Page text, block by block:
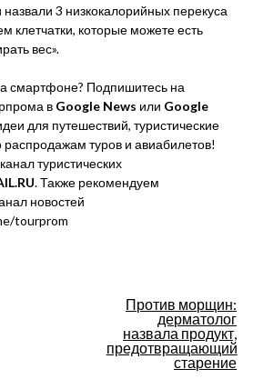
назвали 3 низкокалорийных перекуса
клетчатки, которые можете есть
вес».
смартфоне? Подпишитесь на
в Google News или Google
для путешествий, туристические
распродажам туров и авиабилетов!
туристических
. Также рекомендуем
новостей
tourprom
Против морщин:
дерматолог
назвала продукт,
предотвращающий
старение